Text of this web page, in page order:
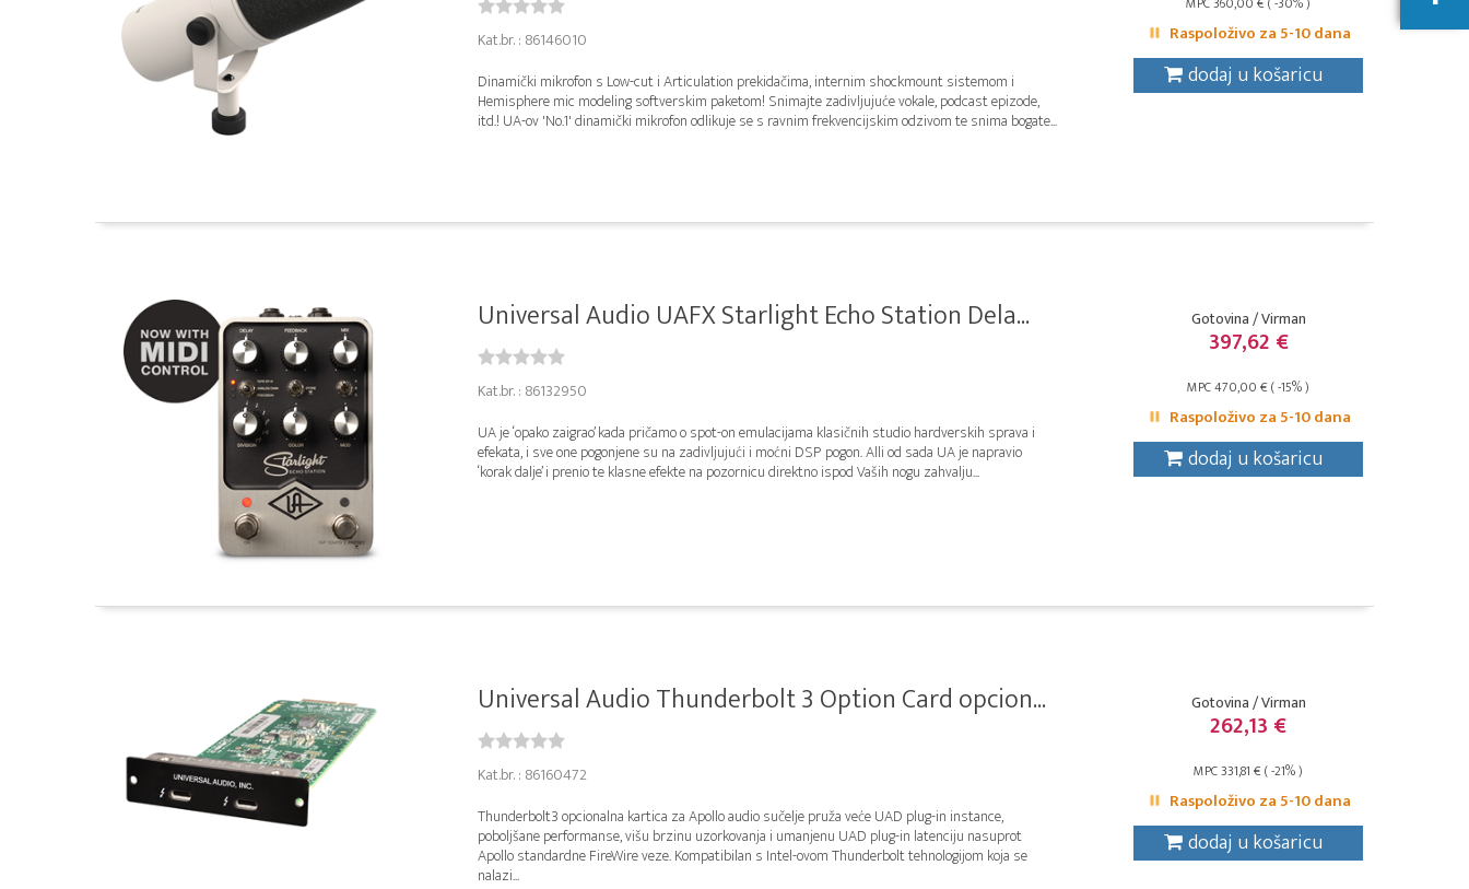
Kat.br. : 86146010
Dinamički mikrofon s Low-cut i Articulation prekidačima, internim shockmount sistemom i
Hemisphere mic modeling softverskim paketom! Snimajte zadivljujuće vokale, podcast epizode,
itd.! UA-ov 'No.1' dinamički mikrofon odlikuje se s ravnim frekvencijskim odzivom te snima bogate...
Raspoloživo za 5-10 dana
dodaj u košaricu
Universal Audio UAFX Starlight Echo Station Dela...
Kat.br. : 86132950
UA je ‘opako zaigrao’ kada pričamo o spot-on emulacijama klasičnih studio hardverskih sprava i
efekata, i sve one pogonjene su na zadivljujući i moćni DSP pogon. Alli od sada UA je napravio
‘korak dalje’ i prenio te klasne efekte na pozornicu direktno ispod Vaših nogu zahvalju...
Gotovina / Virman
397,62 €
MPC 470,00 € ( -15% )
Raspoloživo za 5-10 dana
dodaj u košaricu
Universal Audio Thunderbolt 3 Option Card opcion...
Kat.br. : 86160472
Thunderbolt3 opcionalna kartica za Apollo audio sučelje pruža veće UAD plug-in instance,
poboljšane performanse, višu brzinu uzorkovanja i umanjenu UAD plug-in latenciju nasuprot
Apollo standardne FireWire veze. Kompatibilan s Intel-ovom Thunderbolt tehnologijom koja se
nalazi...
Gotovina / Virman
262,13 €
MPC 331,81 € ( -21% )
Raspoloživo za 5-10 dana
dodaj u košaricu